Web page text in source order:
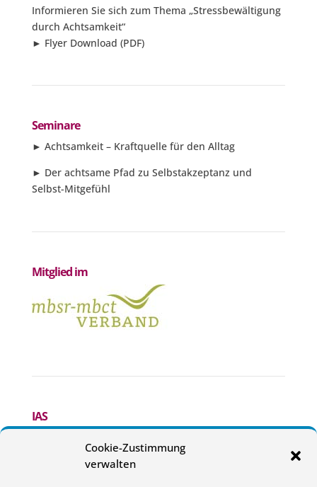
Cookie-Zustimmung
verwalten
Informieren Sie sich zum Thema „Stressbewältigung
durch Achtsamkeit“
► Flyer Download (PDF)
Seminare
► Achtsamkeit – Kraftquelle für den Alltag
► Der achtsame Pfad zu Selbstakzeptanz und
Selbst-Mitgefühl
Mitglied im
IAS